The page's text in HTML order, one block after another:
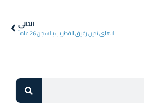
التالي
لاهاي تدين رفيق القطريب بالسجن 26 عاماً